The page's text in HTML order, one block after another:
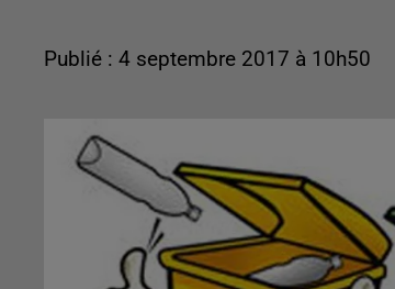
Publié : 4 septembre 2017 à 10h50